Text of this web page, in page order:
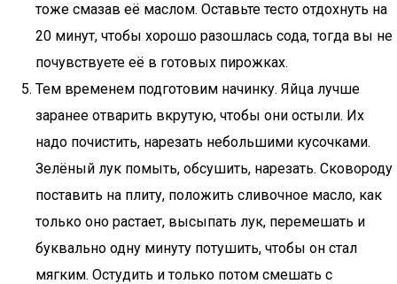
тоже смазав её маслом. Оставьте тесто отдохнуть на
20 минут, чтобы хорошо разошлась сода, тогда вы не
почувствуете её в готовых пирожках.
Тем временем подготовим начинку. Яйца лучше
заранее отварить вкрутую, чтобы они остыли. Их
надо почистить, нарезать небольшими кусочками.
Зелёный лук помыть, обсушить, нарезать. Сковороду
поставить на плиту, положить сливочное масло, как
только оно растает, высыпать лук, перемешать и
буквально одну минуту потушить, чтобы он стал
мягким. Остудить и только потом смешать с